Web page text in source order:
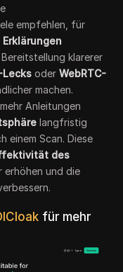
empfehlen, für
klarerer
Lecks oderWebRTC-
machen.
Anleitungen
langfristig
einem Scan. Diese
des
erhöhen und die
für mehr